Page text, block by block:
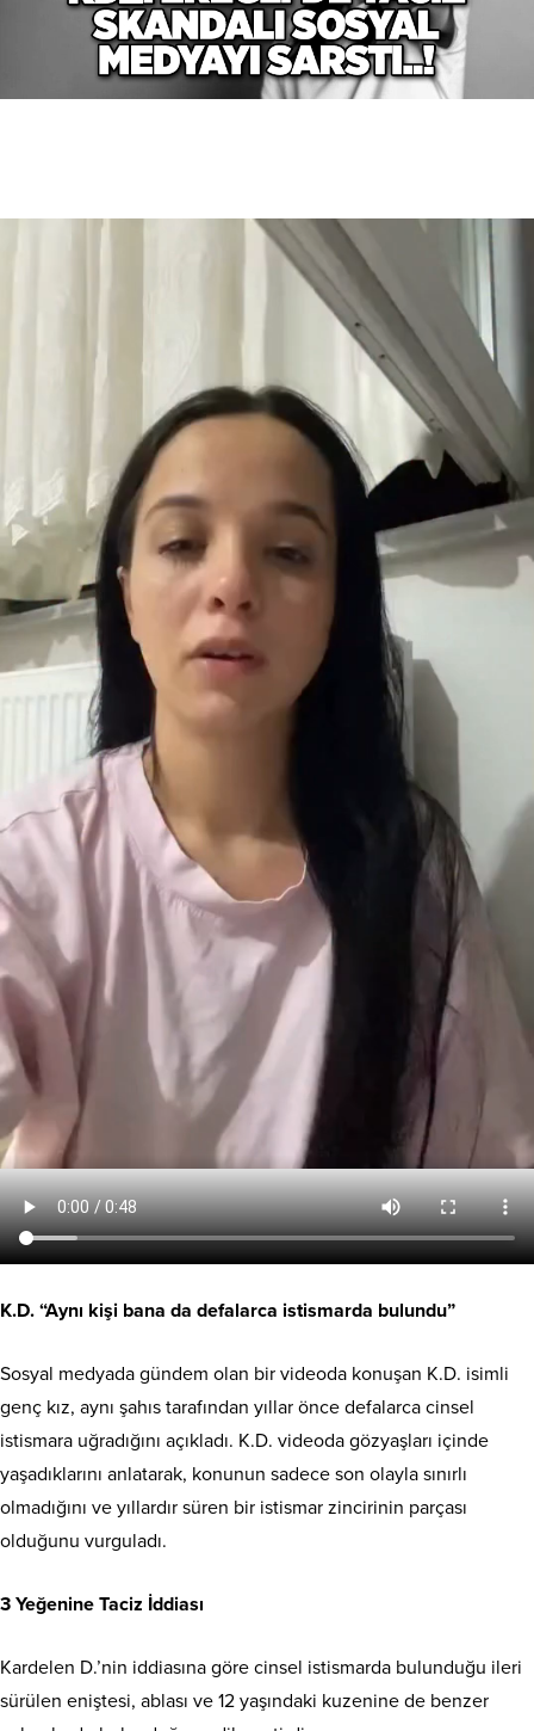
K.D. “Aynı kişi bana da defalarca istismarda bulundu”
Sosyal medyada gündem olan bir videoda konuşan K.D. isimli
genç kız, aynı şahıs tarafından yıllar önce defalarca cinsel
istismara uğradığını açıkladı. K.D. videoda gözyaşları içinde
yaşadıklarını anlatarak, konunun sadece son olayla sınırlı
olmadığını ve yıllardır süren bir istismar zincirinin parçası
olduğunu vurguladı.
3 Yeğenine Taciz İddiası
Kardelen D.’nin iddiasına göre cinsel istismarda bulunduğu ileri
sürülen eniştesi, ablası ve 12 yaşındaki kuzenine de benzer